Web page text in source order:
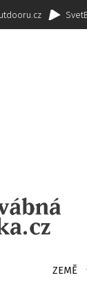
ZEMĚ